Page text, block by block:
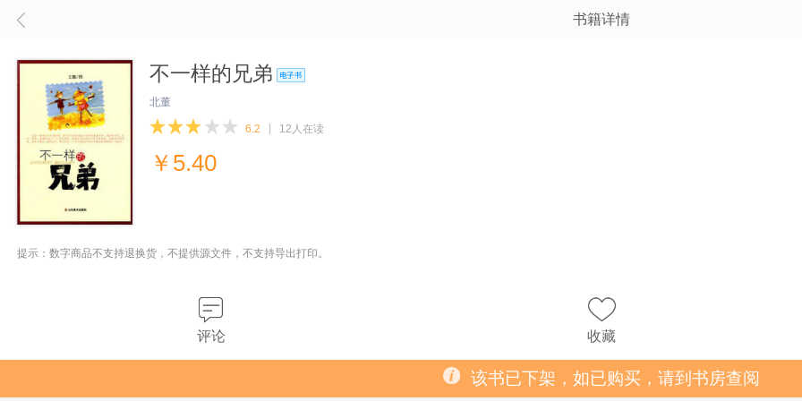
书籍详情
不一样的兄弟
北董
6.2 12人在读
￥ 5.40
提示：数字商品不支持退换货，不提供源文件，不支持导出打印。
评论 收藏
该书已下架，如已购买，请到书房查阅